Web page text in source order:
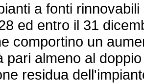
a fonti rinnovabili
ed entro il 31
comportino un
pari almeno al
residua